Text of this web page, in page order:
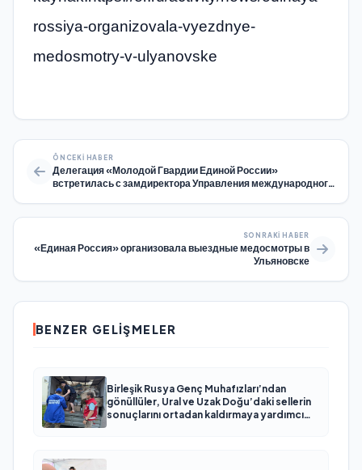
rossiya-organizovala-vyezdnye-
medosmotry-v-ulyanovske
ÖNCEKI HABER
Делегация «Молодой Гвардии Единой России»
встретилась с замдиректора Управления международного
SONRAKI HABER
«Единая Россия» организовала выездные медосмотры в
Ульяновске
BENZER GELIŞMELER
Birleşik Rusya Genç Muhafızları’ndan
gönüllüler, Ural ve Uzak Doğu’daki sellerin
sonuçlarını ortadan kaldırmaya yardımcı